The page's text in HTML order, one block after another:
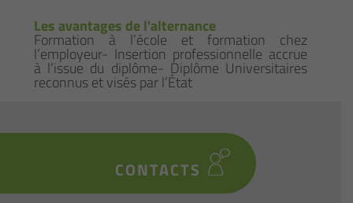
Les avantages de l'alternance
Formation à l’école et formation chez
l’employeur- Insertion professionnelle accrue
à l’issue du diplôme- Diplôme Universitaires
reconnus et visés par l’État
CONTACTS